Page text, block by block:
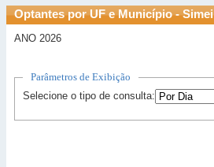
Optantes por UF e Município - Simei
ANO 2026
Parâmetros de Exibição
Selecione o tipo de consulta: